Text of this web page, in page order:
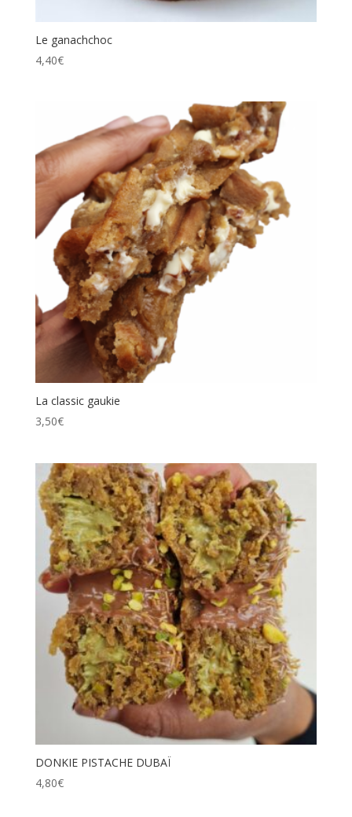
Le ganachchoc
4,40€
La classic gaukie
3,50€
DONKIE PISTACHE DUBAÏ
4,80€